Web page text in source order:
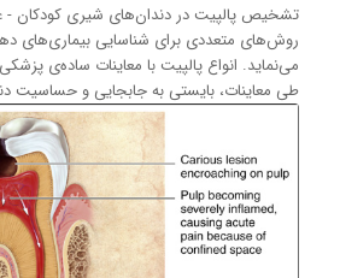
تشخیص پالپیت در دندان‌های شیری کودکان -
روش‌های متعددی برای شناسایی بیماری‌های
می‌نماید. انواع پالپیت با معاینات ساده‌ی
طی معاینات، بایستی به جابجایی و حساسیت